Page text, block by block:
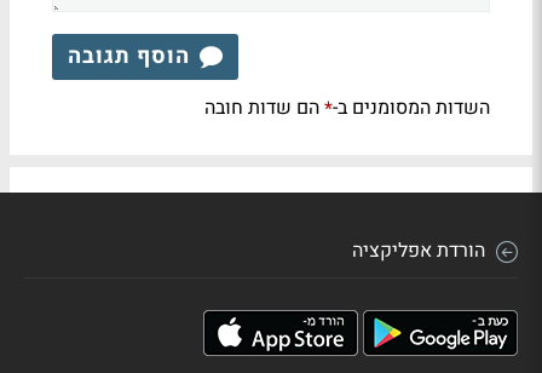
הוסף תגובה
השדות המסומנים ב-*הם שדות חובה
הורדת אפליקציה